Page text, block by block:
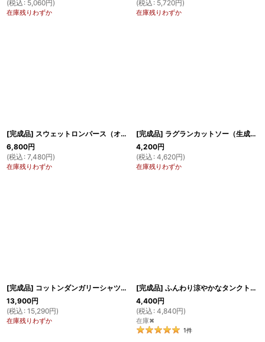
(税込 : 5,060円)
在庫残りわずか
(税込 : 5,720円)
在庫残りわずか
[完成品] スウェットロンパース（オートミール）
6,800円
(税込 : 7,480円)
在庫残りわずか
[完成品] ラグランカットソー（生成り×ネイビー）
4,200円
(税込 : 4,620円)
在庫残りわずか
[完成品] コットンダンガリーシャツ（ネイビー）
13,900円
(税込 : 15,290円)
在庫残りわずか
[完成品] ふんわり涼やかなタンクトップ（ブルー×ホワイト）
4,400円
(税込 : 4,840円)
在庫✖
1件